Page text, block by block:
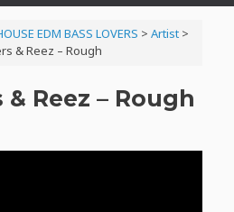
EDM BASS LOVERS > Artist>
& Reez – Rough
Reez – Rough